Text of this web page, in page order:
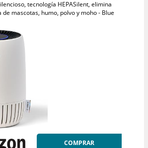
tecnología HEPASilent, elimina
de mascotas, humo, polvo y moho - Blue
COMPRAR